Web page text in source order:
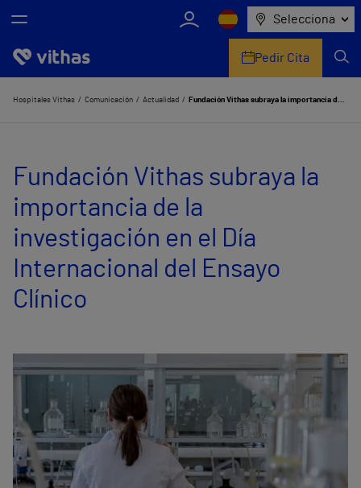
Selecciona
Nosotros
Servicios de salud
Equipo médico y asistencial
Información útil
Comunicación
Pedir Cita
Hospitales Vithas Comunicación Actualidad Fundación Vithas subraya la importancia de la investigación en el Día Internacional del Ensayo Clínico
Fundación Vithas subraya la
importancia de la
investigación en el Día
Internacional del Ensayo
Clínico